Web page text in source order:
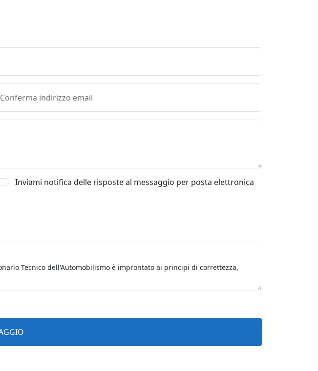
Conferma indirizzo email
Inviami notifica delle risposte al messaggio per posta elettronica